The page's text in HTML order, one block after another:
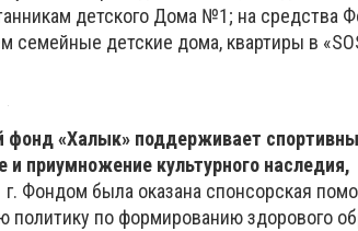
детского Дома №1; на средства
детские дома, квартиры в
фонд «Халык» поддерживает
приумножение культурного наследия,
г. Фондом была оказана спонсорская
политику по формированию здорового